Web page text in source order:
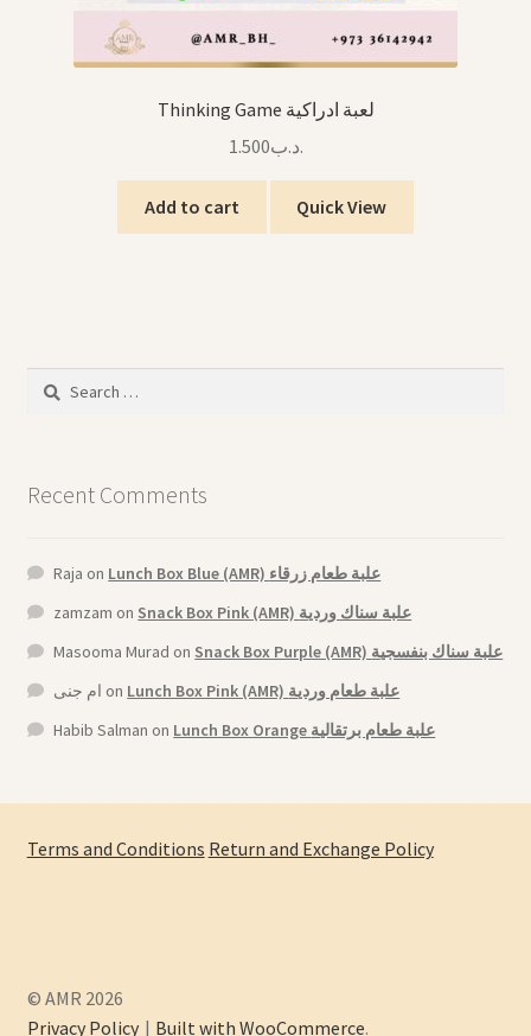
Thinking Game لعبة ادراكية
.د.ب1.500
Add to cart Quick View
Search
Recent Comments
Raja on
Lunch Box Blue (AMR) علبة طعام زرقاء
zamzam on
Snack Box Pink (AMR) علبة سناك وردية
Masooma Murad on
Snack Box Purple (AMR) علبة سناك بنفسجية
ام جنى on
Lunch Box Pink (AMR) علبة طعام وردية
Habib Salman on Lunch Box Orange علبة طعام برتقالية
Terms and Conditions Return and Exchange Policy
© AMR 2026
Privacy Policy
Built with WooCommerce.